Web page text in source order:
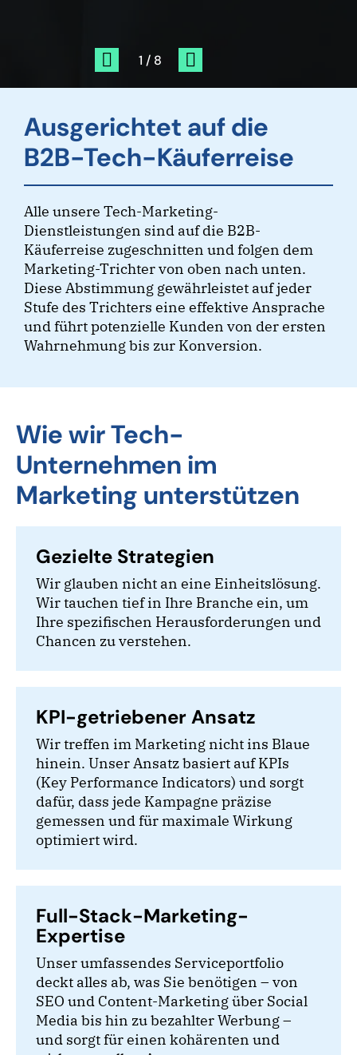
Ausgerichtet auf die
B2B-Tech-Käuferreise
Alle unsere Tech-Marketing-
Dienstleistungen sind auf die B2B-
Käuferreise zugeschnitten und folgen dem
Marketing-Trichter von oben nach unten.
Diese Abstimmung gewährleistet auf jeder
Stufe des Trichters eine effektive Ansprache
und führt potenzielle Kunden von der ersten
Wahrnehmung bis zur Konversion.
Wie wir Tech-
Unternehmen im
Marketing unterstützen
Gezielte Strategien
Wir glauben nicht an eine Einheitslösung.
Wir tauchen tief in Ihre Branche ein, um
Ihre spezifischen Herausforderungen und
Chancen zu verstehen.
KPI-getriebener Ansatz
Wir treffen im Marketing nicht ins Blaue
hinein. Unser Ansatz basiert auf KPIs
(Key Performance Indicators) und sorgt
dafür, dass jede Kampagne präzise
gemessen und für maximale Wirkung
optimiert wird.
Full-Stack-Marketing-
Expertise
Unser umfassendes Serviceportfolio
deckt alles ab, was Sie benötigen – von
SEO und Content-Marketing über Social
Media bis hin zu bezahlter Werbung –
und sorgt für einen kohärenten und